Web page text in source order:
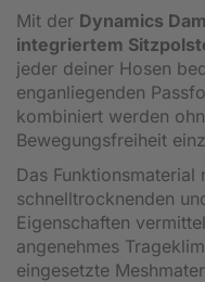
Mit der Dynamics
integriertem
jeder deiner Hosen
enganliegenden
kombiniert werden
Bewegungsfreiheit
Das Funktionsmaterial
schnelltrocknenden
Eigenschaften
angenehmes
eingesetzte